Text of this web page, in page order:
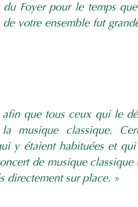
Foyer pour le temps
votre ensemble fut
afin que tous ceux qui le
musique classique.
y étaient habituées et qui
de musique classique
directement sur place. »